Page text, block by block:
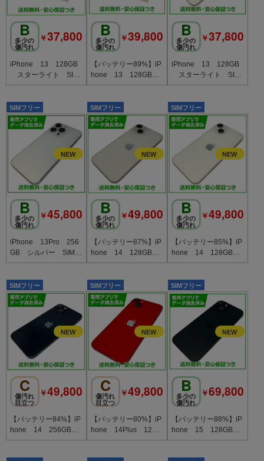
B
多少の
傷汚れ
￥37,800
iPhone 13 128GB
スターライト SIM
フリー au版
B
多少の
傷汚れ
￥39,800
【バッテリー89%】iP
hone 13 128GB
スターライト SIMフ
B
多少の
傷汚れ
￥37,800
iPhone 13 128GB
スターライト SIM
フリー ドコモ版
SIMフリー
B
多少の
傷汚れ
￥45,800
iPhone 13Pro 256
GB シルバー SIMフ
リー au版
SIMフリー
B
多少の
傷汚れ
￥49,800
【バッテリー87%】iP
hone 14 128GB
スターライト SIMフ
SIMフリー
B
多少の
傷汚れ
￥49,800
【バッテリー85%】iP
hone 14 128GB
スターライト SIMフ
SIMフリー
C
傷汚れ
目立つ
￥49,800
【バッテリー84%】iP
hone 14 256GB
ミッドナイト SIMフ
SIMフリー
C
傷汚れ
目立つ
￥49,800
【バッテリー80%】iP
hone 14Plus 128G
B プロダクトレッ
SIMフリー
B
多少の
傷汚れ
￥69,800
【バッテリー88%】iP
hone 15 128GB
ブラック SIMフリー